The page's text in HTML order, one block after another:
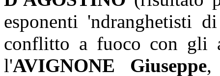
esponenti 'ndranghetisti
conflitto a fuoco con gli
l'AVIGNONE Giuseppe,